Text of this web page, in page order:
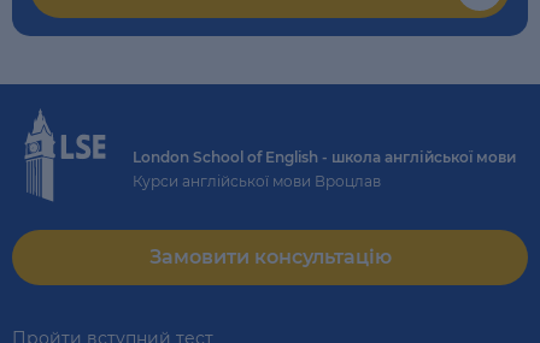
London School of English - школа англійської мови
Курси англійської мови Вроцлав
Замовити консультацію
Пройти вступний тест